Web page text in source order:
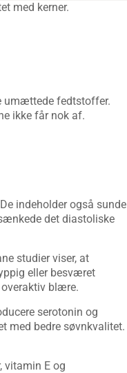
med kerner.
umættede fedtstoffer.
ikke får nok af.
indeholder også sunde
det diastoliske
studier viser, at
eller besværet
blære.
serotonin og
med bedre søvnkvalitet.
vitamin E og